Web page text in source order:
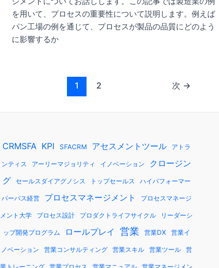
を用いて、プロセスの重要性について説明します。例えば
パン工場の例を通じて、プロセスが製品の品質にどのよう
に影響するか
1 2 次 →
CRMSFA KPI SFACRM アセスメントツール アトラ
ンティス アーリーマジョリティ イノベーション
クロージン
グ
セールスダイアグノシス トップセールス ハイパフォーマー
パーパス経営 プロセスマネージメント プロセスマネージ
メント大学 プロセス設計 プロダクトライフサイクル リーダーシ
ップ開発プログラム ロールプレイ 営業 営業DX 営業イ
ノベーション 営業コンサルティング 営業スキル 営業ツール 営